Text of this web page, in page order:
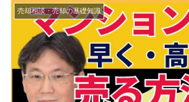
売却相談・売却の基礎知識